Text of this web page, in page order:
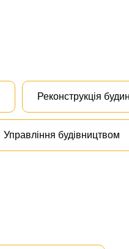
Реконструкція
Управління будівництвом